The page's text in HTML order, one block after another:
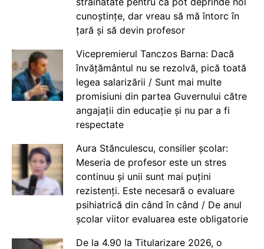
cunoștințe, dar vreau să mă întorc în
țară și să devin profesor
Vicepremierul Tanczos Barna: Dacă
învățământul nu se rezolvă, pică toată
legea salarizării / Sunt mai multe
promisiuni din partea Guvernului către
angajații din educație și nu par a fi
respectate
Aura Stănculescu, consilier școlar:
Meseria de profesor este un stres
continuu și unii sunt mai puțini
rezistenți. Este necesară o evaluare
psihiatrică din când în când / De anul
școlar viitor evaluarea este obligatorie
De la 4.90 la Titularizare 2026, o